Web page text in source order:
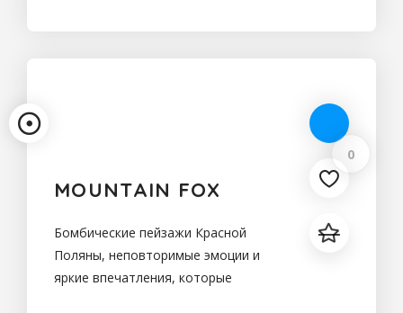
0
MOUNTAIN FOX
Бомбические пейзажи Красной
Поляны, неповторимые эмоции и
яркие впечатления, которые